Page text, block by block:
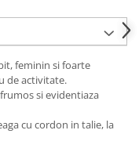
feminin si foarte
de activitate.
si evidentiaza
cu cordon in talie, la